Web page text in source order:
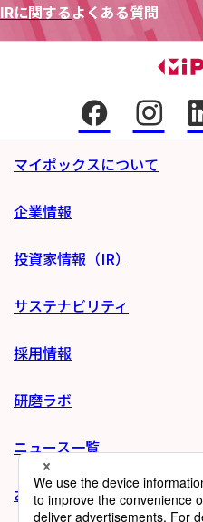
IRに関するよくある質問
マイポックスについて
企業情報
投資家情報（IR）
サステナビリティ
採用情報
研磨ラボ
ニュース一覧
お問い合わせ